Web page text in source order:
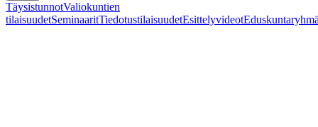
TäysistunnotValiokuntien
tilaisuudetSeminaaritTiedotustilaisuudetEsittelyvideot